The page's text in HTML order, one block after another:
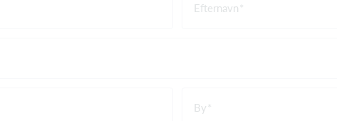
Efternavn
By